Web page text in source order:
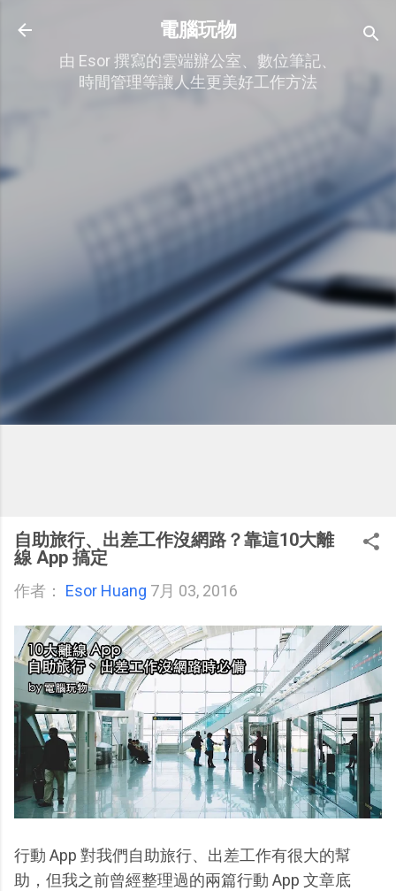
跳到主要內容
電腦玩物
由 Esor 撰寫的雲端辦公室、數位筆記、
時間管理等讓人生更美好工作方法
自助旅行、出差工作沒網路？靠這10大離
線 App 搞定
作者： Esor Huang 7月 03, 2016
行動 App 對我們自助旅行、出差工作有很大的幫
助，但我之前曾經整理過的兩篇行動 App 文章底